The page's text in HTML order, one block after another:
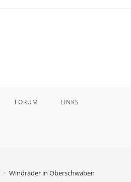
FORUM LINKS
> Windräder in Oberschwaben